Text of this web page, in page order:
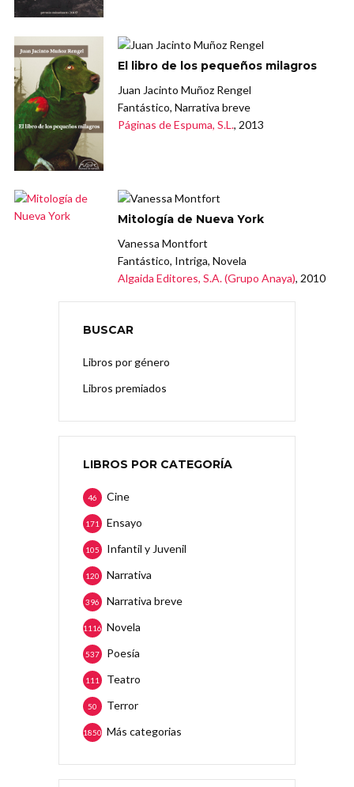
El libro de los pequeños milagros
Juan Jacinto Muñoz Rengel
Fantástico, Narrativa breve
Páginas de Espuma, S.L., 2013
Mitología de Nueva York
Vanessa Montfort
Fantástico, Intriga, Novela
Algaida Editores, S.A. (Grupo Anaya), 2010
BUSCAR
Libros por género
Libros premiados
LIBROS POR CATEGORÍA
Cine
46
Ensayo
171
Infantil y Juvenil
105
Narrativa
120
Narrativa breve
396
Novela
1116
Poesía
537
Teatro
111
Terror
50
Más categorias
1850